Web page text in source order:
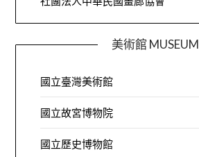
美術館 MUSEUM
國立臺灣美術館
國立故宮博物院
國立歷史博物館